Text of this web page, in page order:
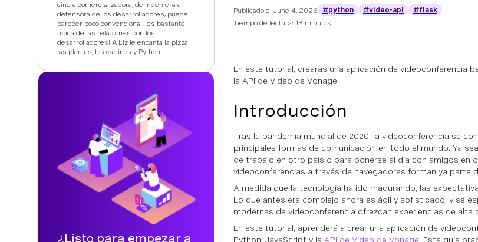
cine a comercializadora, de ingeniera a
defensora de los desarrolladores, puede
parecer poco convencional, ¡es bastante
típica de las relaciones con los
desarrolladores! A Liz le encanta la pizza,
las plantas, los carlinos y Python.
¿Listo para empezar a
Publicado el June 4, 2026 #python #video-api
#flask
Tiempo de lectura: 13 minutos
En este tutorial, crearás una aplicación de videoconferencia
la API de Video de Vonage.
Introducción
Tras la pandemia mundial de 2020, la videoconferencia se
principales formas de comunicación en todo el mundo. Ya
de trabajo en otro país o para ponerse al día con amigos en
videoconferencias a través de navegadores forman ya parte
A medida que la tecnología ha ido madurando, las
Lo que antes era complejo ahora es ágil y sofisticado, y se
modernas de videoconferencia ofrezcan experiencias de alta
En este tutorial, aprenderá a crear una aplicación de
Python, JavaScript y la API de Video de Vonage. Esta guía